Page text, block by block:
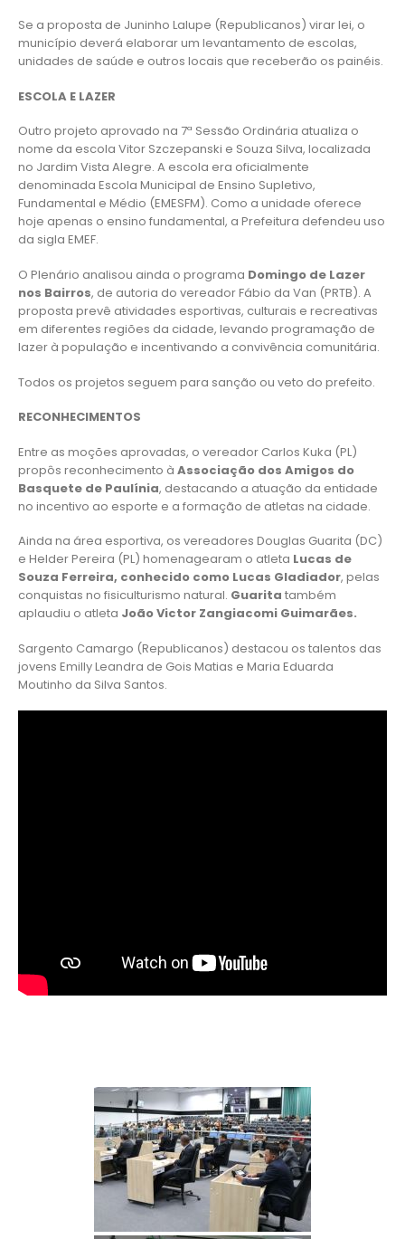
Se a proposta de Juninho Lalupe (Republicanos) virar lei, o
município deverá elaborar um levantamento de escolas,
unidades de saúde e outros locais que receberão os painéis.
ESCOLA E LAZER
Outro projeto aprovado na 7ª Sessão Ordinária atualiza o
nome da escola Vitor Szczepanski e Souza Silva, localizada
no Jardim Vista Alegre. A escola era oficialmente
denominada Escola Municipal de Ensino Supletivo,
Fundamental e Médio (EMESFM). Como a unidade oferece
hoje apenas o ensino fundamental, a Prefeitura defendeu uso
da sigla EMEF.
O Plenário analisou ainda o programa Domingo de Lazer
nos Bairros, de autoria do vereador Fábio da Van (PRTB). A
proposta prevê atividades esportivas, culturais e recreativas
em diferentes regiões da cidade, levando programação de
lazer à população e incentivando a convivência comunitária.
Todos os projetos seguem para sanção ou veto do prefeito.
RECONHECIMENTOS
Entre as moções aprovadas, o vereador Carlos Kuka (PL)
propôs reconhecimento à Associação dos Amigos do
Basquete de Paulínia, destacando a atuação da entidade
no incentivo ao esporte e a formação de atletas na cidade.
Ainda na área esportiva, os vereadores Douglas Guarita (DC)
e Helder Pereira (PL) homenagearam o atleta Lucas de
Souza Ferreira, conhecido como Lucas Gladiador, pelas
conquistas no fisiculturismo natural. Guarita também
aplaudiu o atleta João Victor Zangiacomi Guimarães.
Sargento Camargo (Republicanos) destacou os talentos das
jovens Emilly Leandra de Gois Matias e Maria Eduarda
Moutinho da Silva Santos.